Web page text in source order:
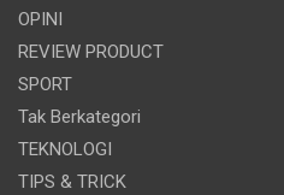
OPINI
REVIEW PRODUCT
SPORT
Tak Berkategori
TEKNOLOGI
TIPS & TRICK